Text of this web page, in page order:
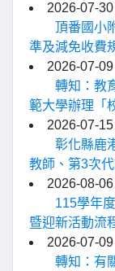
2026-07-30
頂番國小
準及減免收費
2026-07-09
轉知：教
範大學辦理「
2026-07-15
彰化縣鹿
教師、第3次
2026-08-06
115學年
暨迎新活動流
2026-07-09
轉知：有